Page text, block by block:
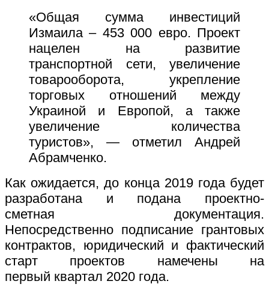
«Общая сумма инвестиций
Измаила – 453 000 евро. Проект
нацелен на развитие
транспортной сети, увеличение
товарооборота, укрепление
торговых отношений между
Украиной и Европой, а также
увеличение количества
туристов», — отметил Андрей
Абрамченко.
Как ожидается, до конца 2019 года будет
разработана и подана проектно-
сметная документация.
Непосредственно подписание грантовых
контрактов, юридический и фактический
старт проектов намечены на
первый квартал 2020 года.